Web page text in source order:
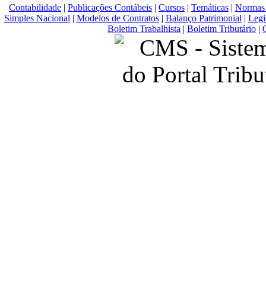
Contabilidade | Publicações Contábeis | Cursos | Temáticas |
Simples Nacional | Modelos de Contratos| Balanço Patrimonial |
Boletim Trabalhista | Boletim Tributário |